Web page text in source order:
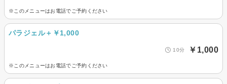
※このメニューはお電話でご予約ください
パラジェル＋￥1,000
10分 ￥1,000
※このメニューはお電話でご予約ください